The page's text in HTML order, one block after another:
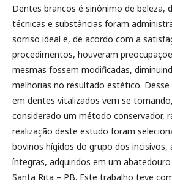
Dentes brancos é sinônimo de beleza,
técnicas e substâncias foram
sorriso ideal e, de acordo com a
procedimentos, houveram
mesmas fossem modificadas,
melhorias no resultado estético.
em dentes vitalizados vem se
considerado um método conservador,
realização deste estudo foram
bovinos hígidos do grupo dos
íntegras, adquiridos em um
Santa Rita – PB. Este trabalho teve